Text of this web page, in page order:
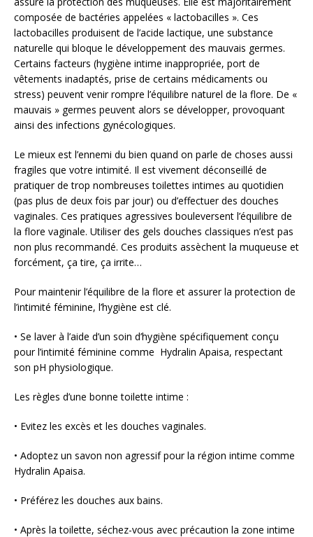
composée de bactéries appelées « lactobacilles ». Ces
lactobacilles produisent de l’acide lactique, une substance
naturelle qui bloque le développement des mauvais germes.
Certains facteurs (hygiène intime inappropriée, port de
vêtements inadaptés, prise de certains médicaments ou
stress) peuvent venir rompre l’équilibre naturel de la flore. De «
mauvais » germes peuvent alors se développer, provoquant
ainsi des infections gynécologiques.
Le mieux est l’ennemi du bien quand on parle de choses aussi
fragiles que votre intimité. Il est vivement déconseillé de
pratiquer de trop nombreuses toilettes intimes au quotidien
(pas plus de deux fois par jour) ou d’effectuer des douches
vaginales. Ces pratiques agressives bouleversent l’équilibre de
la flore vaginale. Utiliser des gels douches classiques n’est pas
non plus recommandé. Ces produits assèchent la muqueuse et
forcément, ça tire, ça irrite…
Pour maintenir l’équilibre de la flore et assurer la protection de
l’intimité féminine, l’hygiène est clé.
• Se laver à l’aide d’un soin d’hygiène spécifiquement conçu
pour l’intimité féminine comme Hydralin Apaisa, respectant
son pH physiologique.
Les règles d’une bonne toilette intime :
• Evitez les excès et les douches vaginales.
• Adoptez un savon non agressif pour la région intime comme
Hydralin Apaisa.
• Préférez les douches aux bains.
• Après la toilette, séchez-vous avec précaution la zone intime